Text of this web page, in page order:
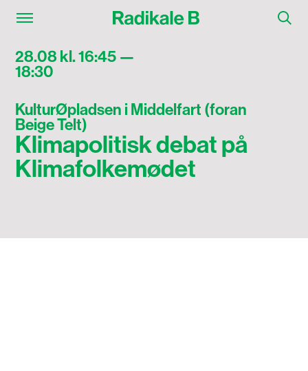
28.08 kl. 16:45 —
18:30
KulturØpladsen i Middelfart (foran
Beige Telt)
Klimapolitisk debat på
Klimafolkemødet